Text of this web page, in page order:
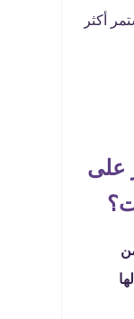
أكثر
على